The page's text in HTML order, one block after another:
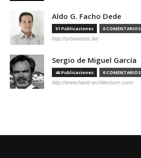
Aldo G. Facho Dede
51 Publicaciones 0 COMENTARIOS
http://urbanistas.lat/
Sergio de Miguel García
46 Publicaciones 0 COMENTARIOS
http://www.hand-architecture.com/